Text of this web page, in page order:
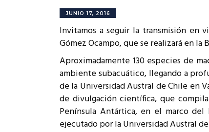
Valores
Historia
Cumplimiento Legal
Cumplimiento Legal
JUNIO 17, 2016
Invitamos a seguir la transmisión en
Gómez Ocampo, que se realizará en
Aproximadamente 130 especies de
ambiente subacuático, llegando a
de la Universidad Austral de Chile en
de divulgación científica, que
Península Antártica, en el marco del
ejecutado por la Universidad Austral